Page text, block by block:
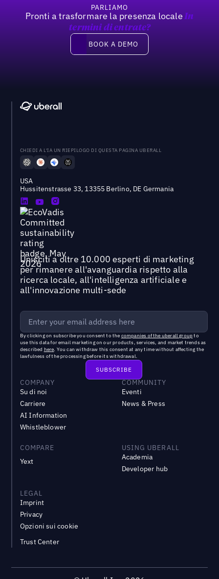
PARLIAMO
Pronti a trasformare la presenza locale In
termini di entrate?
Book a demo
BOOK A DEMO
CHIEDI A L'IA UN RIEPILOGO DI QUESTA PAGINA UBERALL
USA
Hussitenstrasse 33, 13355 Berlino, DE Germania
Unisciti a oltre 10.000 esperti di marketing
per rimanere all'avanguardia rispetto alla
ricerca locale, all'intelligenza artificiale e
all'innovazione multi-sede
By clicking on subscribe you consent to the companies of the uberall groupto
use this data for email marketing on our products, services, and market trends as
described here. You can withdraw this consent at any time without affecting the
lawfulness of the processing before its withdrawal.
COMPANY
Su di noi
Carriere
AI Information
Whistleblower
COMMUNITY
Eventi
News & Press
COMPARE
Yext
USING UBERALL
Academia
Developer hub
LEGAL
Imprint
Privacy
Opzioni sui cookie
Trust Center